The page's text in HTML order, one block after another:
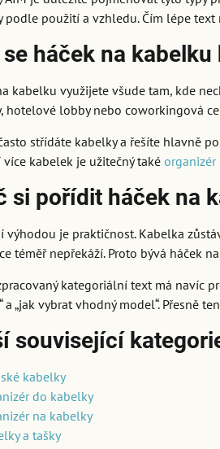
podle použití a vzhledu. Čím lépe
se háček na kabelku
kabelku využijete všude tam, kde
hotelové lobby nebo coworkingová
střídáte kabelky a řešíte hlavně
více kabelek je užitečný takéorganizér
si pořídit háček na
výhodou je praktičnost. Kabelka
téměř nepřekáží. Proto bývá háček
kategoriální text má navíc
a „jak vybrat vhodný model“. Přesně
související
kabelky
do kabelky
na kabelky
a tašky